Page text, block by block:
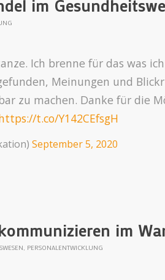
im
Ich brenne für das was
Meinungen und
zu machen. Danke für die
t.co/Y142CEfsgH
September 5, 2020
im
, PERSONALENTWICKLUNG